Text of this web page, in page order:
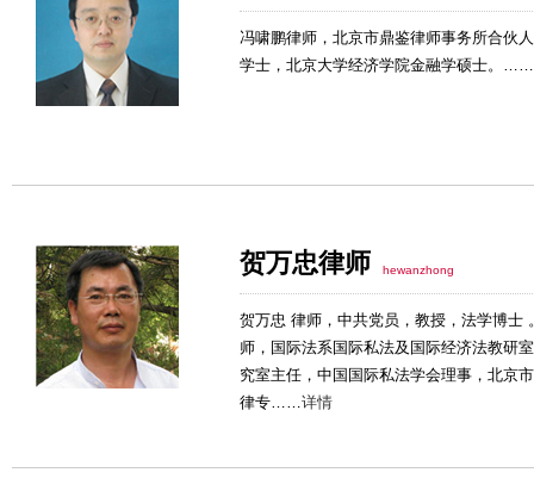
冯啸鹏律师，北京市鼎鉴律师事务所合伙
学士，北京大学经济学院金融学硕士。……
贺万忠律师 hewanzhong
贺万忠 律师，中共党员，教授，法学博士
师，国际法系国际私法及国际经济法教研
究室主任，中国国际私法学会理事，北京
律专……详情